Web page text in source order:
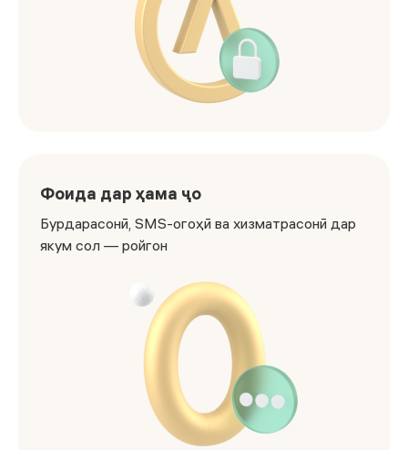
Фоида дар ҳама ҷо
Бурдарасонӣ, SMS-огоҳӣ ва хизматрасонӣ дар
якум сол — ройгон